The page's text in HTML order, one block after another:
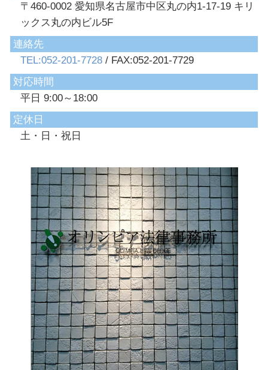
〒460-0002 愛知県名古屋市中区丸の内1-17-19 キリ
ックス丸の内ビル5F
連絡先
TEL:052-201-7728 / FAX:052-201-7729
対応時間
平日 9:00～18:00
定休日
土・日・祝日